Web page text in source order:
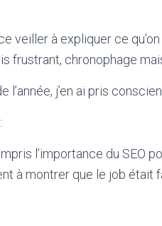
veiller à expliquer ce
frustrant, chronophage
l’année, j’en ai pris
l’importance du SEO
à montrer que le job était